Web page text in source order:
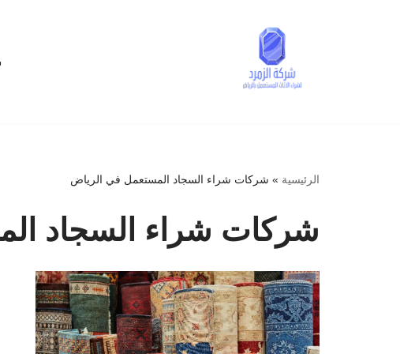
الرئيسية » شركات شراء السجاد المستعمل في الرياض
شركات شراء السجاد